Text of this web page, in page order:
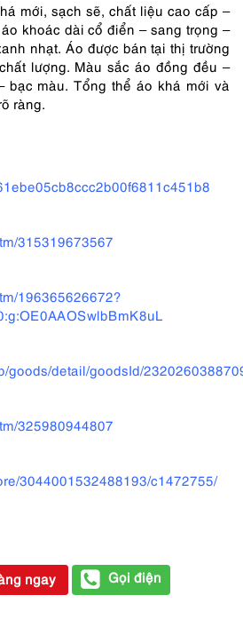
mới, sạch sẽ, chất liệu cao cấp –
khoác dài cổ điển – sang trọng –
nhạt. Áo được bán tại thị trường
lượng. Màu sắc áo đồng đều –
bạc màu. Tổng thể áo khá mới và
ràng.
315319673567
196365626672?
goods/detail/goodsId/
325980944807
3044001532488193/c1472755/
ngay Gọi điện